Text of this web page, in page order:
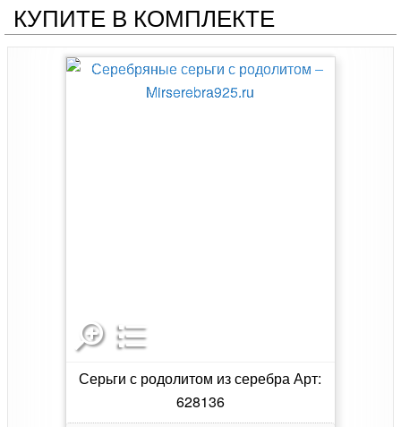
КУПИТЕ В КОМПЛЕКТЕ
Серьги с родолитом из серебра Арт:
628136